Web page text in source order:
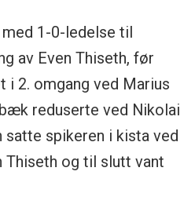
1-0-ledelse til
av Even Thiseth, før
i 2. omgang ved Marius
reduserte ved Nikolai
satte spikeren i kista ved
Thiseth og til slutt vant